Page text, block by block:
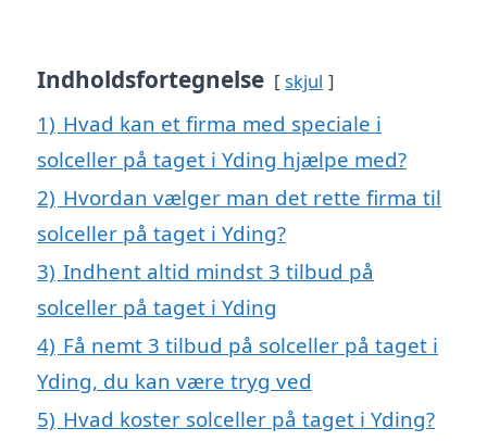
Indholdsfortegnelse skjul
1) Hvad kan et firma med speciale i
solceller på taget i Yding hjælpe med?
2) Hvordan vælger man det rette firma til
solceller på taget i Yding?
3) Indhent altid mindst 3 tilbud på
solceller på taget i Yding
4) Få nemt 3 tilbud på solceller på taget i
Yding, du kan være tryg ved
5) Hvad koster solceller på taget i Yding?